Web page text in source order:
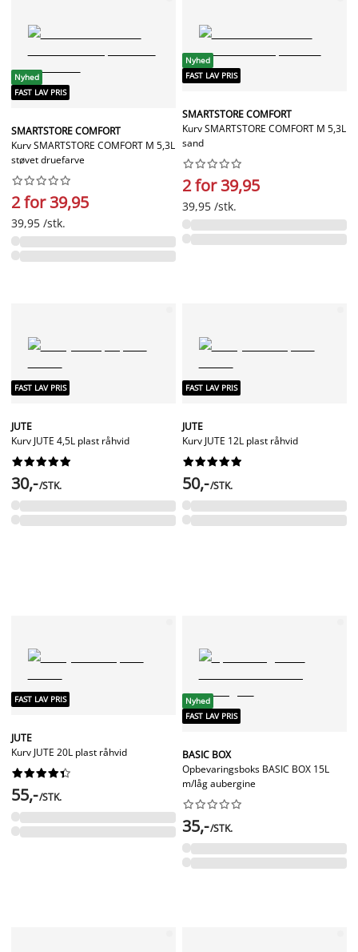
Nyhed
FAST LAV PRIS
SMARTSTORE COMFORT
Kurv SMARTSTORE COMFORT M 5,3L
støvet druefarve






2 for 39,95
39,95 /stk.
Nyhed
FAST LAV PRIS
SMARTSTORE COMFORT
Kurv SMARTSTORE COMFORT M 5,3L
sand






2 for 39,95
39,95 /stk.
FAST LAV PRIS
JUTE
Kurv JUTE 4,5L plast råhvid






30,-/STK.
FAST LAV PRIS
JUTE
Kurv JUTE 12L plast råhvid






50,-/STK.
FAST LAV PRIS
JUTE
Kurv JUTE 20L plast råhvid






55,-/STK.
Nyhed
FAST LAV PRIS
BASIC BOX
Opbevaringsboks BASIC BOX 15L
m/låg aubergine






35,-/STK.